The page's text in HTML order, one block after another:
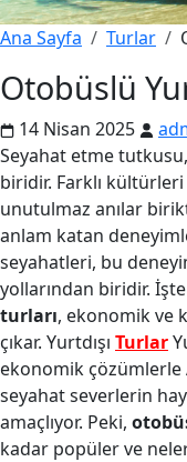
Ana Sayfa Turlar
Otobüslü
14 Nisan 2025
Seyahat etme
biridir. Farklı
unutulmaz anılar
anlam katan
seyahatleri, bu
yollarından biridir.
turları, ekonomik ve
çıkar. Yurtdışı Turlar
ekonomik çözümlerle
seyahat severlerin
amaçlıyor. Peki,
kadar popüler ve